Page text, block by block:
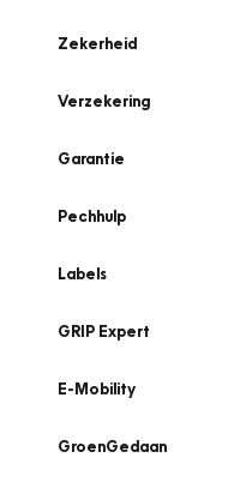
Zekerheid
Verzekering
Garantie
Pechhulp
Labels
GRIP Expert
E-Mobility
GroenGedaan